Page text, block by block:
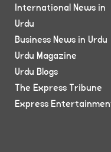
International News in
Urdu
Business News in Urdu
Urdu Magazine
Urdu Blogs
The Express Tribune
Express